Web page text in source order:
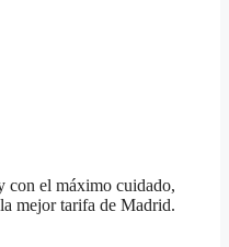
con el máximo cuidado,
mejor tarifa de Madrid.